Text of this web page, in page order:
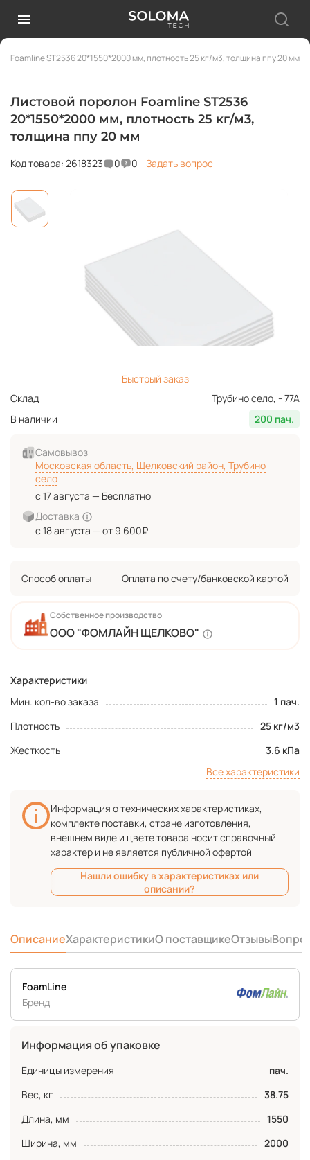
Foamline ST2536 20*1550*2000 мм, плотность 25 кг/м3, толщина ппу 20 мм
Листовой поролон Foamline ST2536
20*1550*2000 мм, плотность 25 кг/м3,
толщина ппу 20 мм
Код товара: 2618323 0 0 Задать вопрос
Характеристики
Мин. кол-во заказа
1 пач.
Плотность
25 кг/м3
Жесткость
3.6 кПа
Все характеристики
Собственное производство
ООО "ФОМЛАЙН ЩЕЛКОВО"
Быстрый заказ
Склад
Трубино село, - 77А
В наличии
200 пач.
Самовывоз
Московская область, Щелковский район, Трубино
село
с 17 августа — Бесплатно
Доставка
с 18 августа — от 9 600₽
Способ оплаты Оплата по счету/банковской картой
Информация о технических характеристиках,
комплекте поставки, стране изготовления,
внешнем виде и цвете товара носит справочный
характер и не является публичной офертой
Нашли ошибку в характеристиках или
описании?
ОписаниеХарактеристикиО поставщикеОтзывы
FoamLine
Бренд
Информация об упаковке
Единицы измерения
пач.
Вес, кг
38.75
Длина, мм
1550
Ширина, мм
2000